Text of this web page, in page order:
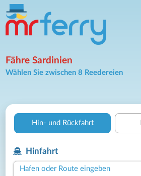
Fähre Sardinien
Wählen Sie zwischen 8 Reedereien
Hin- und Rückfahrt
Hinfahrt
Hafen oder Route eingeben